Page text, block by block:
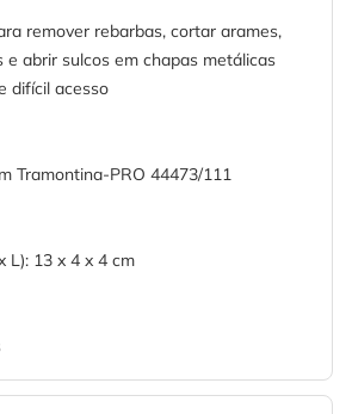
remover rebarbas, cortar arames,
e abrir sulcos em chapas metálicas
difícil acesso
Tramontina-PRO 44473/111
L): 13 x 4 x 4 cm